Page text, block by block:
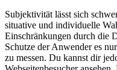
Subjektivität lässt sich
situative und individuelle
Einschränkungen durch die
Schutze der Anwender es
zu messen. Du kannst dir